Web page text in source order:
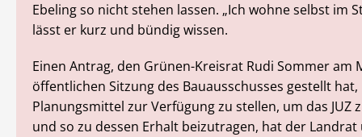
Ebeling so nicht stehen lassen. „Ich wohne selbst im
lässt er kurz und bündig wissen.
Einen Antrag, den Grünen-Kreisrat Rudi Sommer am
öffentlichen Sitzung des Bauausschusses gestellt
Planungsmittel zur Verfügung zu stellen, um das JUZ
und so zu dessen Erhalt beizutragen, hat der